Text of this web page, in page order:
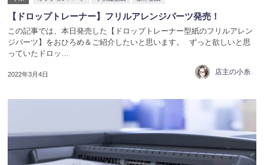
【ドロップトレーナー】フリルアレンジパーツ発売！
この記事では、本日発売した【ドロップトレーナー型紙のフリルアレン
ジパーツ】をおひろめ＆ご紹介したいと思います。 ずっと欲しいと思
っていたドロッ…
2022年3月4日 店主の小糸